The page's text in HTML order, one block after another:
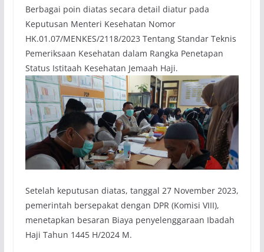
Berbagai poin diatas secara detail diatur pada
Keputusan Menteri Kesehatan Nomor
HK.01.07/MENKES/2118/2023 Tentang Standar Teknis
Pemeriksaan Kesehatan dalam Rangka Penetapan
Status Istitaah Kesehatan Jemaah Haji.
Setelah keputusan diatas, tanggal 27 November 2023,
pemerintah bersepakat dengan DPR (Komisi VIII),
menetapkan besaran Biaya penyelenggaraan Ibadah
Haji Tahun 1445 H/2024 M.